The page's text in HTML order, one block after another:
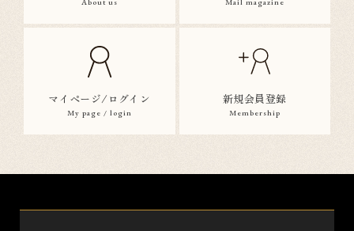
マイページ/ログイン
My page / login
新規会員登録
Membership